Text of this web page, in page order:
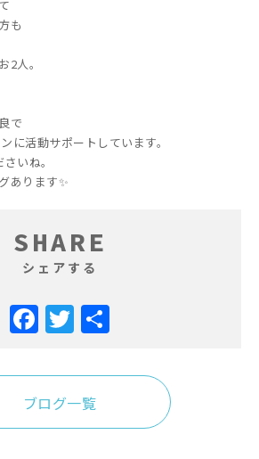
も
2人。
で
に活動サポートしています。
いね。
あります✨
SHARE
シェアする
Facebook
Twitter
ブログ一覧